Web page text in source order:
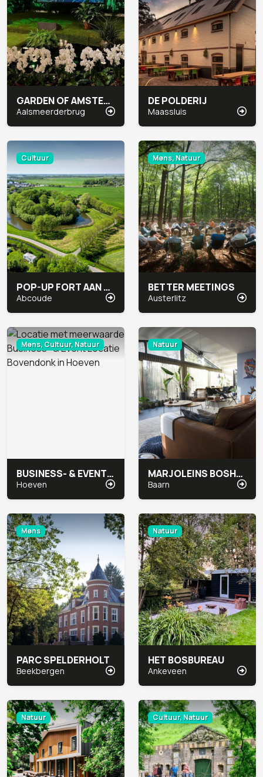
GARDEN OF AMSTERDAM
Aalsmeerderbrug
DE POLDERIJ
Maassluis
Cultuur
POP-UP FORT AAN DE WINKEL
Abcoude
Mens, Natuur
BETTER MEETINGS
Austerlitz
Mens, Cultuur, Natuur
BUSINESS- & EVENT LOCATIE BOVENDONK
Hoeven
Natuur
MARJOLEINS BOSHUIS
Baarn
Mens
PARC SPELDERHOLT
Beekbergen
Natuur
HET BOSBUREAU
Ankeveen
Natuur Cultuur, Natuur